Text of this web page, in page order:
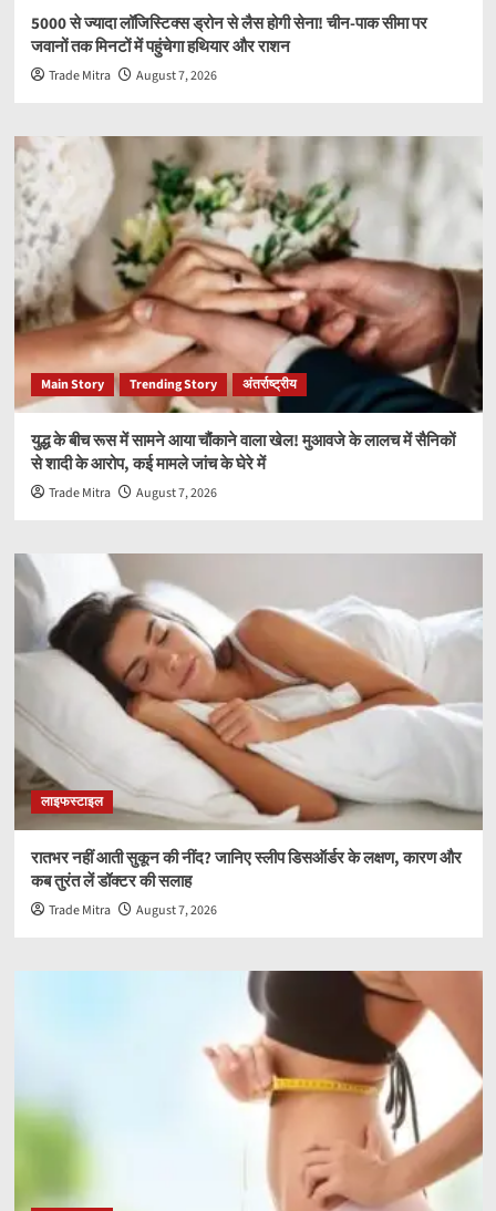
5000 से ज्यादा लॉजिस्टिक्स ड्रोन से लैस होगी सेना! चीन-पाक सीमा पर
जवानों तक मिनटों में पहुंचेगा हथियार और राशन
Trade Mitra August 7, 2026
Main Story Trending Story अंतर्राष्ट्रीय
युद्ध के बीच रूस में सामने आया चौंकाने वाला खेल! मुआवजे के लालच में सैनिकों
से शादी के आरोप, कई मामले जांच के घेरे में
Trade Mitra August 7, 2026
लाइफस्टाइल
रातभर नहीं आती सुकून की नींद? जानिए स्लीप डिसऑर्डर के लक्षण, कारण और
कब तुरंत लें डॉक्टर की सलाह
Trade Mitra August 7, 2026